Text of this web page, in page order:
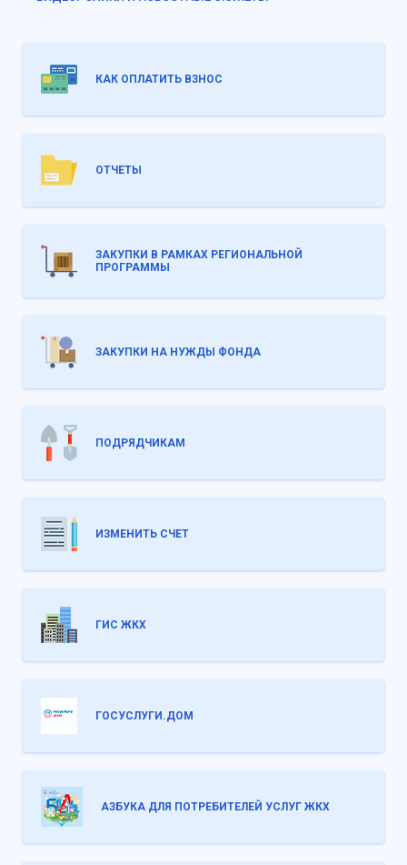
КАК ОПЛАТИТЬ ВЗНОС
ОТЧЕТЫ
ЗАКУПКИ В РАМКАХ РЕГИОНАЛЬНОЙ
ПРОГРАММЫ
ЗАКУПКИ НА НУЖДЫ ФОНДА
ПОДРЯДЧИКАМ
ИЗМЕНИТЬ СЧЕТ
ГИС ЖКХ
ГОСУСЛУГИ.ДОМ
АЗБУКА ДЛЯ ПОТРЕБИТЕЛЕЙ УСЛУГ ЖКХ